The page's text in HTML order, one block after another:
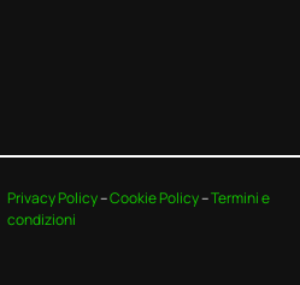
Privacy Policy–Cookie Policy–Termini e
condizioni